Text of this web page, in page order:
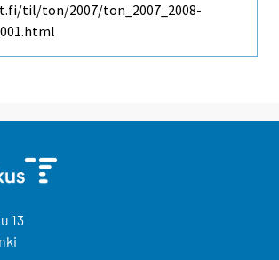
til/ton/2007/ton_2007_2008-
13